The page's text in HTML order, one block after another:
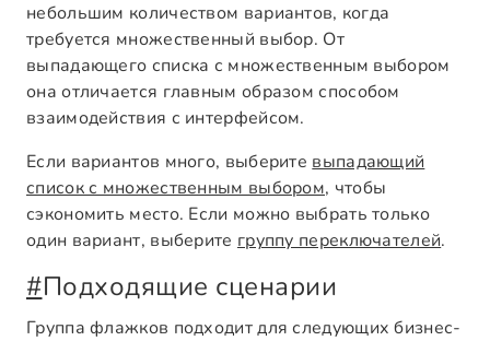
небольшим количеством вариантов, когда
требуется множественный выбор. От
выпадающего списка с множественным выбором
она отличается главным образом способом
взаимодействия с интерфейсом.
Если вариантов много, выберите выпадающий
список с множественным выбором, чтобы
сэкономить место. Если можно выбрать только
один вариант, выберите группу переключателей.
#Подходящие сценарии
Группа флажков подходит для следующих бизнес-